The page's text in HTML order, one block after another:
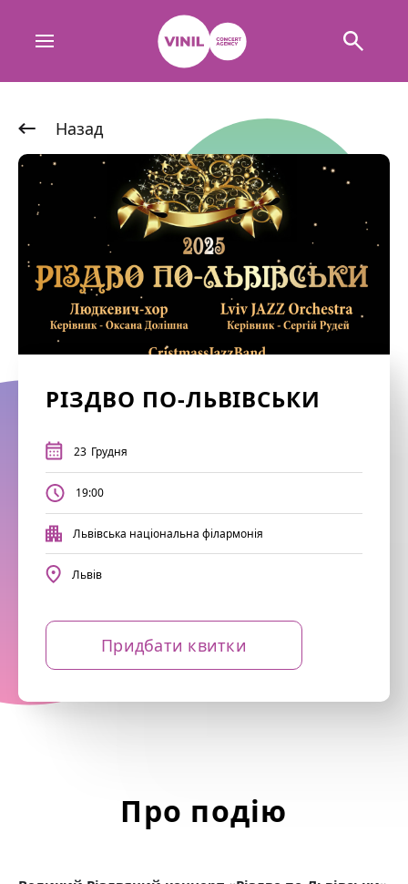
Назад
РІЗДВО ПО-ЛЬВІВСЬКИ
23 Грудня
19:00
Львівська національна філармонія
Львів
Придбати квитки
Про подію